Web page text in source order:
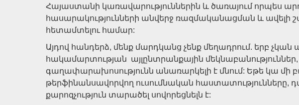
Հայաստանի կառավարություններին և ծառայում որպես
հասարակությունների անվերջ ռազմականացման և ավելի
հետամտելու համար:
Այդով հանդերձ, մենք մարդկանց չենք մեղադրում. երբ
հակամարտության այլընտրանքային
գաղափարախոսությունն անառարկելի է մնում: Եթե կա մի
թերֆինանսավորվող ուսումնական հաստատությունները,
քարոզչություն տարածել սովորեցնելն է: